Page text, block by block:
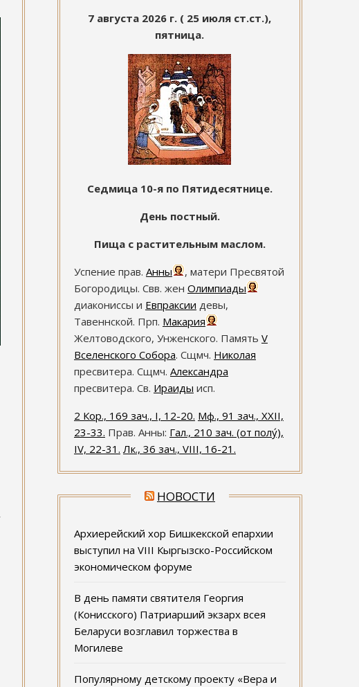
7 августа 2026 г. ( 25 июля ст.ст.),
пятница.
Седмица 10-я по Пятидесятнице.
День постный.
Пища с растительным маслом.
Успение прав. Анны
, матери Пресвятой
Богородицы. Свв. жен Олимпиады
диакониссы и Евпраксии девы,
Тавеннской. Прп. Макария
Желтоводского, Унженского. Память V
Вселенского Собора. Сщмч. Николая
пресвитера. Сщмч. Александра
пресвитера. Св. Ираиды исп.
2 Кор., 169 зач., I, 12-20. Мф., 91 зач., XXII,
23-33. Прав. Анны: Гал., 210 зач. (от полу́),
IV, 22-31. Лк., 36 зач., VIII, 16-21.
НОВОСТИ
Архиерейский хор Бишкекской епархии
выступил на VIII Кыргызско-Российском
экономическом форуме
В день памяти святителя Георгия
(Конисского) Патриарший экзарх всея
Беларуси возглавил торжества в
Могилеве
Популярному детскому проекту «Вера и